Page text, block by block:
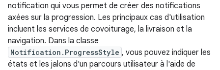
notification qui vous permet de créer des notifications
axées sur la progression. Les principaux cas d'utilisation
incluent les services de covoiturage, la livraison et la
navigation. Dans la classe
Notification.ProgressStyle , vous pouvez indiquer les
états et les jalons d'un parcours utilisateur à l'aide de